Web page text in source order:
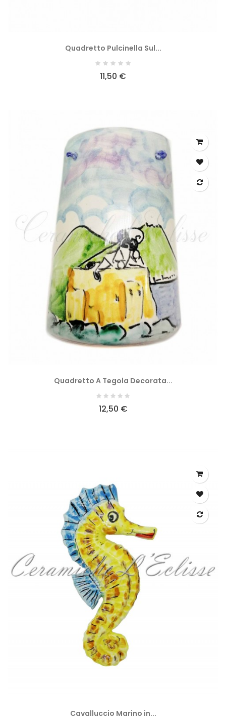
Quadretto Pulcinella Sul...
11,50 €
Quadretto A Tegola Decorata...
12,50 €
Cavalluccio Marino in...